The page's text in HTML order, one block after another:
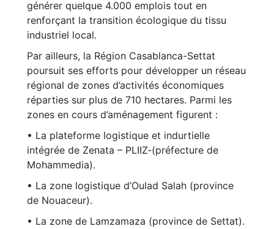
générer quelque 4.000 emplois tout en
renforçant la transition écologique du tissu
industriel local.
Par ailleurs, la Région Casablanca-Settat
poursuit ses efforts pour développer un réseau
régional de zones d’activités économiques
réparties sur plus de 710 hectares. Parmi les
zones en cours d’aménagement figurent :
• La plateforme logistique et indurtielle
intégrée de Zenata – PLIIZ-(préfecture de
Mohammedia).
• La zone logistique d’Oulad Salah (province
de Nouaceur).
• La zone de Lamzamaza (province de Settat).